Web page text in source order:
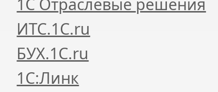
1С Отраслевые решения
ИТС.1C.ru
БУХ.1С.ru
1С:Линк